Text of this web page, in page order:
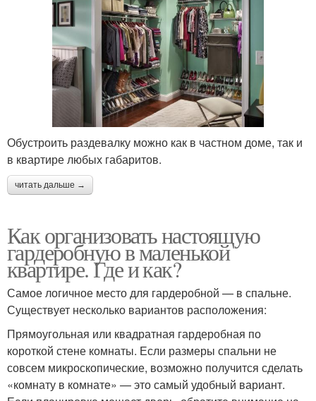
Обустроить раздевалку можно как в частном доме, так и
в квартире любых габаритов.
читать дальше →
Как организовать настоящую
гардеробную в маленькой
квартире. Где и как?
Самое логичное место для гардеробной — в спальне.
Существует несколько вариантов расположения:
Прямоугольная или квадратная гардеробная по
короткой стене комнаты. Если размеры спальни не
совсем микроскопические, возможно получится сделать
«комнату в комнате» — это самый удобный вариант.